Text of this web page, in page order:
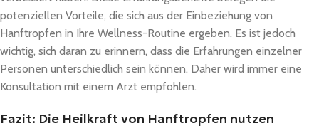
potenziellen Vorteile, die sich aus der Einbeziehung von
Hanftropfen in Ihre Wellness-Routine ergeben. Es ist jedoch
wichtig, sich daran zu erinnern, dass die Erfahrungen einzelner
Personen unterschiedlich sein können. Daher wird immer eine
Konsultation mit einem Arzt empfohlen.
Fazit: Die Heilkraft von Hanftropfen nutzen